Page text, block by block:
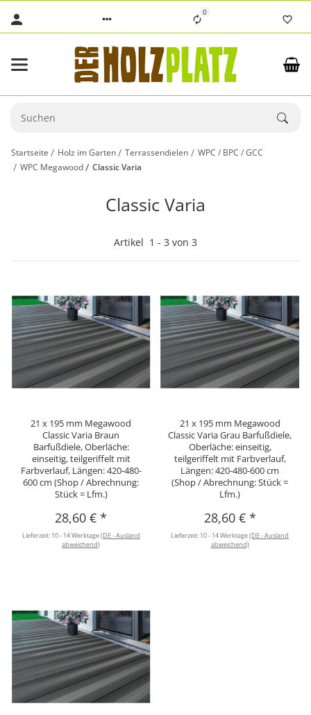
0
Startseite Holz im Garten Terrassendielen
WPC / BPC / GCC
WPC Megawood
Classic Varia
Classic Varia
Artikel 1 - 3 von 3
21 x 195 mm Megawood
Classic Varia Braun
Barfußdiele, Oberläche:
einseitig, teilgeriffelt mit
Farbverlauf, Längen: 420-480-
600 cm (Shop / Abrechnung:
Stück = Lfm.)
28,60 €*
Lieferzeit: 10 - 14 Werktage(DE - Ausland
abweichend)
21 x 195 mm Megawood
Classic Varia Grau Barfußdiele,
Oberläche: einseitig,
teilgeriffelt mit Farbverlauf,
Längen: 420-480-600 cm
(Shop / Abrechnung: Stück =
Lfm.)
28,60 € *
Lieferzeit: 10 - 14 Werktage(DE - Ausland
abweichend)